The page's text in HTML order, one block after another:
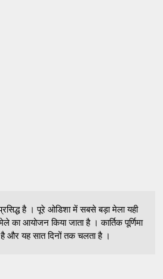
है । पूरे ओडिशा में सबसे बड़ा मेला यही
का आयोजन किया जाता है । कार्तिक पूर्णिमा
और यह सात दिनों तक चलता है ।